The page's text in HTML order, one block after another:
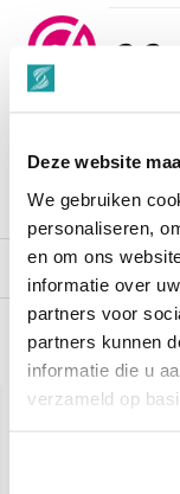
Deze website
We gebruiken
personaliseren,
en om ons
informatie over
partners voor
partners kunnen
informatie die u
verzameld op
9,3
Reviews
Recent bekeken